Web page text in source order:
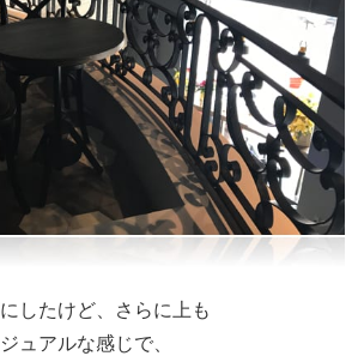
したけど、さらに上も
ュアルな感じで、